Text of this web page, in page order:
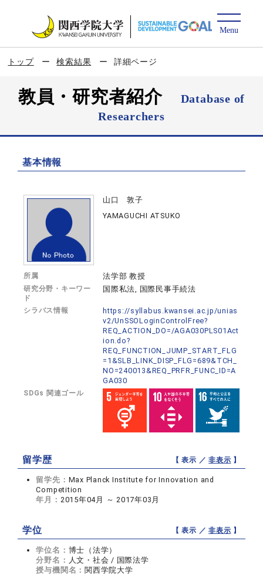
トップ 検索結果 詳細ページ
教員・研究者紹介
Database of
Researchers
基本情報
山口 敦子
YAMAGUCHI ATSUKO
所属 法学部 教授
研究分野・キーワー
ド
国際私法, 国際民事手続法
シラバス情報
https://syllabus.kwansei.ac.jp/unias
v2/UnSSOLoginControlFree?
REQ_ACTION_DO=/AGA030PLS01Act
ion.do?
REQ_FUNCTION_JUMP_START_FLG
=1&SLB_LINK_DISP_FLG=689&TCH_
NO=240013&REQ_PRFR_FUNC_ID=A
GA030
SDGs 関連ゴール
留学歴 【 表示 ／非表示 】
留学先： Max Planck Institute for Innovation and
Competition
年月： 2015年04月 ～ 2017年03月
学位 【 表示 ／非表示 】
学位名： 博士（法学）
分野名： 人文・社会 / 国際法学
授与機関名： 関西学院大学